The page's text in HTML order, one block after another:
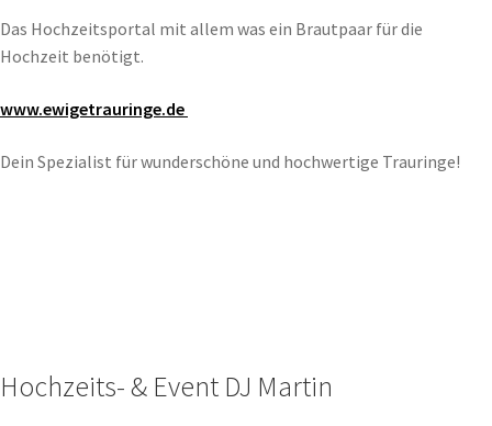
Das Hochzeitsportal mit allem was ein Brautpaar für die
Hochzeit benötigt.
www.ewigetrauringe.de
Dein Spezialist für wunderschöne und hochwertige Trauringe!
Hochzeits- & Event DJ Martin